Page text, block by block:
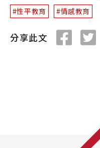
#性平教育 #情感教育
分享此文